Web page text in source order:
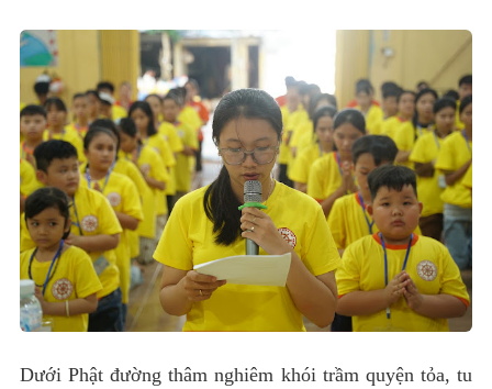
Dưới Phật đường thâm nghiêm khói trầm quyện tỏa, tu